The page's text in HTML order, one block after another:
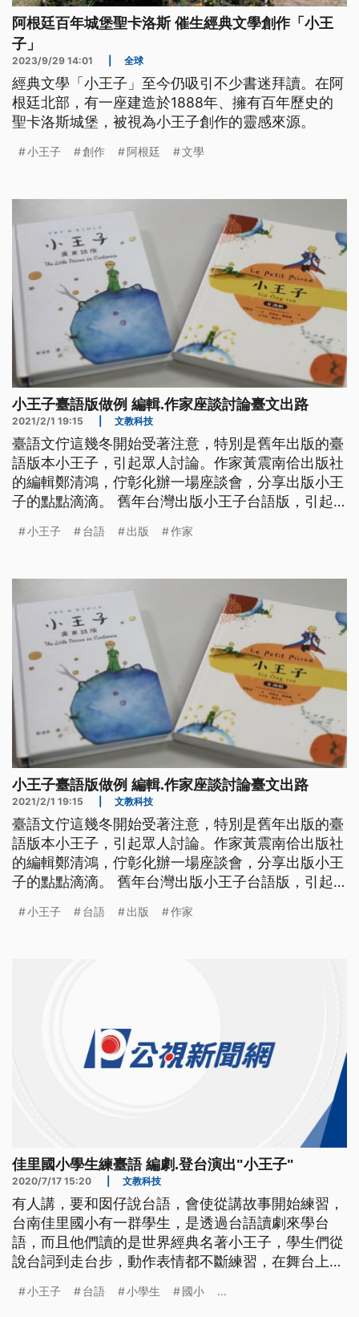
阿根廷百年城堡聖卡洛斯 催生經典文學創作「小王
子」
2023/9/29 14:01 全球
經典文學「小王子」至今仍吸引不少書迷拜讀。在阿
根廷北部，有一座建造於1888年、擁有百年歷史的
聖卡洛斯城堡，被視為小王子創作的靈感來源。
小王子 創作 阿根廷 文學
小王子臺語版做例 編輯.作家座談討論臺文出路
2021/2/1 19:15 文教科技
臺語文佇這幾冬開始受著注意，特別是舊年出版的臺
語版本小王子，引起眾人討論。作家黃震南佮出版社
的編輯鄭清鴻，佇彰化辦一場座談會，分享出版小王
子的點點滴滴。 舊年台灣出版小王子台語版，引起
負責審訂的作家黃震南，透過講座和民眾分享台語文
毋過料做是台語無文字，這陣政府、民間開始推捒台
語文，對出版品就看會出這幾冬市場
小王子 台語 出版 作家
小王子臺語版做例 編輯.作家座談討論臺文出路
2021/2/1 19:15 文教科技
臺語文佇這幾冬開始受著注意，特別是舊年出版的臺
語版本小王子，引起眾人討論。作家黃震南佮出版社
的編輯鄭清鴻，佇彰化辦一場座談會，分享出版小王
子的點點滴滴。 舊年台灣出版小王子台語版，引起
負責審訂的作家黃震南，透過講座和民眾分享台語文
小王子 台語 出版 作家
佳里國小學生練臺語 編劇.登台演出"小王子"
2020/7/17 15:20 文教科技
有人講，要和囡仔說台語，會使從講故事開始練習，
台南佳里國小有一群學生，是透過台語讀劇來學台
語，而且他們讀的是世界經典名著小王子，學生們從
說台詞到走台步，動作表情都不斷練習，在舞台上，
新鮮的體驗。 對著劇團老師的口令，學生認真練
小王子 台語 小學生 國小 ...